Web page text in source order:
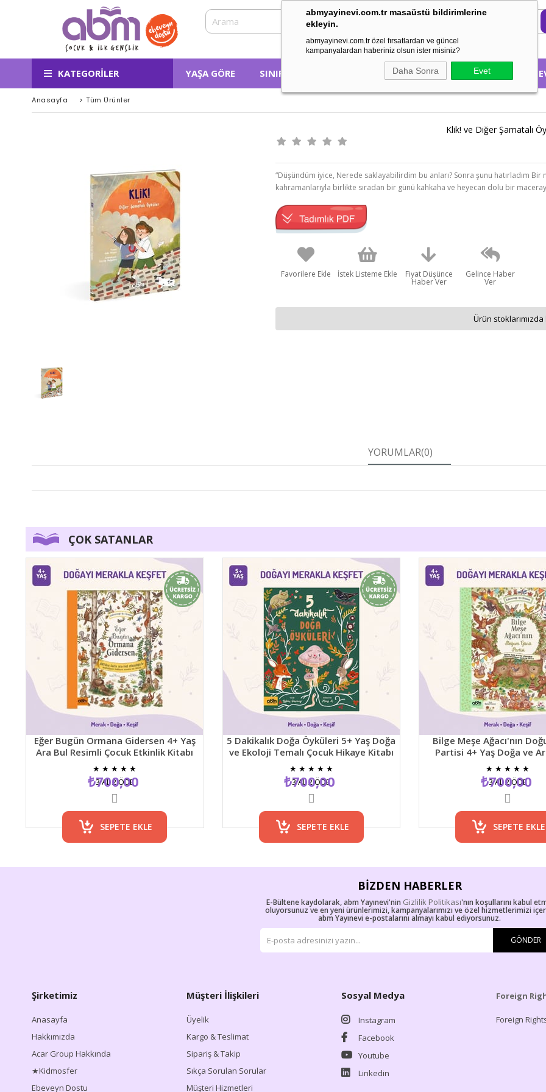
abmyayinevi.com.tr masaüstü bildirimlerine
ekleyin.
abmyayinevi.com.tr özel fırsatlardan ve güncel
kampanyalardan haberiniz olsun ister misiniz?
Daha Sonra Evet
KATEGORILER YAŞA GÖRE SINIFA GÖRE KONUSUNA GÖRE HAKKIMIZDA
Anasayfa > Tüm Ürünler
Klik! ve Diğer Şamatalı
“Düşündüm iyice, Nerede saklayabilirdim bu anları? Sonra şunu hatırladım
kahramanlarıyla birlikte sıradan bir günü kahkaha ve heyecan dolu bir
Favorilere Ekle İstek Listeme Ekle Fiyat Düşünce
Haber Ver
Gelince Haber
Ver
Ürün stoklarımızda
YORUMLAR(0)
ÇOK SATANLAR
Eğer Bugün Ormana Gidersen 4+ Yaş
Ara Bul Resimli Çocuk Etkinlik Kitabı
★★★★
₺700,00
SEPETE EKLE
3 AL 2 ÖDE
5 Dakikalık Doğa Öyküleri 5+ Yaş Doğa
ve Ekoloji Temalı Çocuk Hikaye Kitabı
★★★★
₺700,00
SEPETE EKLE
3 AL 2 ÖDE
Bilge Meşe Ağacı'nın
Partisi 4+ Yaş Doğa ve
Temalı Resimli Çocuk Hikaye
★★★★
₺700,00
SEPETE EKLE
3 AL 2 ÖDE
BIZDEN HABERLER
E-Bültene kaydolarak, abm Yayınevi'nin Gizlilik Politikası'nın koşullarını kabul
oluyorsunuz ve en yeni ürünlerimizi, kampanyalarımızı ve özel hizmetlerimizi
abm Yayınevi e-postalarını almayı kabul ediyorsunuz.
GÖNDER
Şirketimiz
Anasayfa
Hakkımızda
Acar Group Hakkında
★Kidmosfer
Ebeveyn Dostu
Müşteri İlişkileri
Üyelik
Kargo & Teslimat
Sipariş & Takip
Sıkça Sorulan Sorular
Müşteri Hizmetleri
Sosyal Medya
Instagram
Facebook
Youtube
Linkedin
Foreign
Foreign